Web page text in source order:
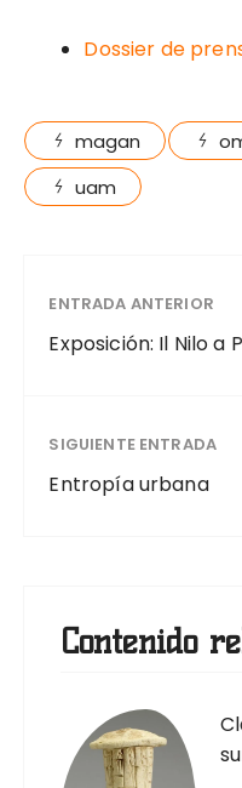
Dossier de
magan
uam
ENTRADA ANTERIOR
Exposición: Il Nilo a
SIGUIENTE ENTRADA
Entropía urbana
Contenido